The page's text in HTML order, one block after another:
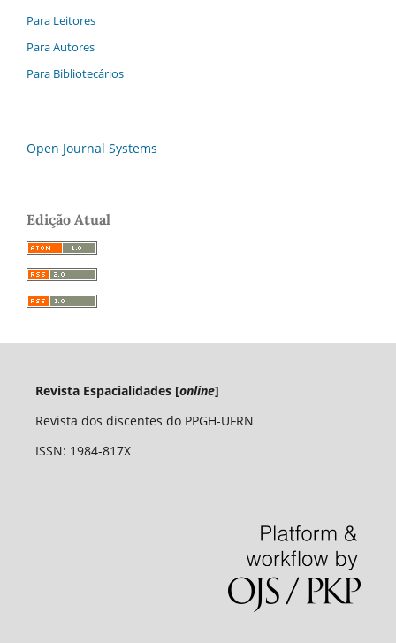
Para Leitores
Para Autores
Para Bibliotecários
Open Journal Systems
Edição Atual
Revista Espacialidades [online]
Revista dos discentes do PPGH-UFRN
ISSN: 1984-817X